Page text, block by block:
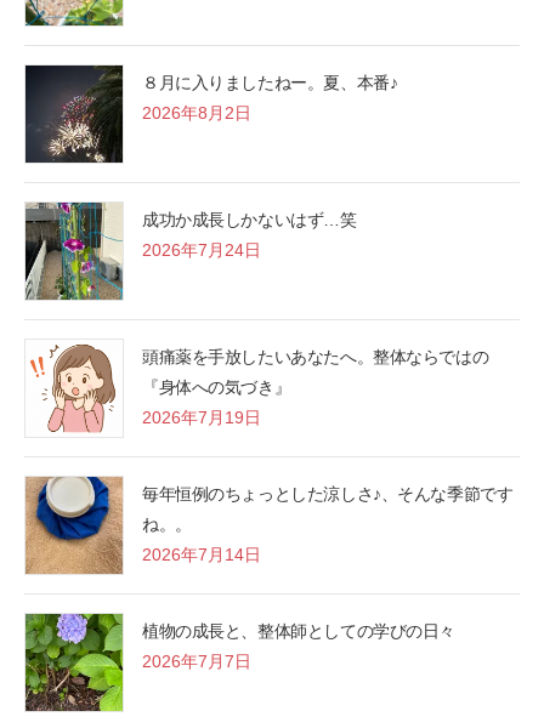
８月に入りましたねー。夏、本番♪
2026年8月2日
成功か成長しかないはず…笑
2026年7月24日
頭痛薬を手放したいあなたへ。整体ならではの
『身体への気づき』
2026年7月19日
毎年恒例のちょっとした涼しさ♪、そんな季節です
ね。。
2026年7月14日
植物の成長と、整体師としての学びの日々
2026年7月7日